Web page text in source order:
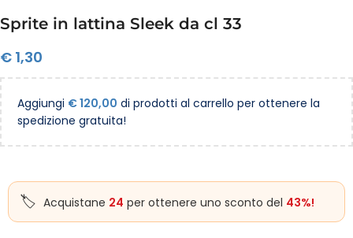
Sprite in lattina Sleek da cl 33
€ 1,30
Aggiungi €120,00 di prodotti al carrello per ottenere la
spedizione gratuita!
Acquistane 24 per ottenere uno sconto del 43%!